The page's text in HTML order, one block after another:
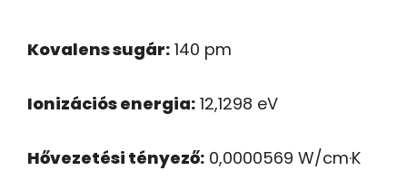
Kovalens sugár: 140 pm
Ionizációs energia: 12,1298 eV
Hővezetési tényező: 0,0000569 W/cm·K